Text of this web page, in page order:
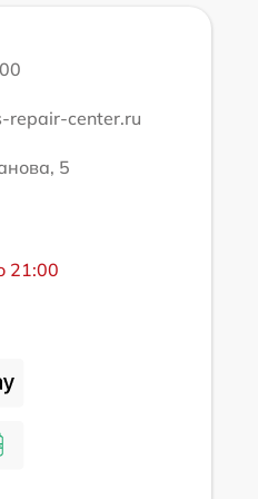
repair-center.ru
5
21:00